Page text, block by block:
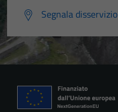
Segnala disservizio